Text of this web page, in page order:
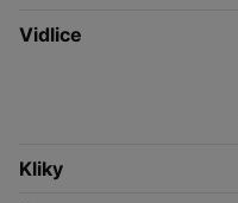
Vidlice
Kliky